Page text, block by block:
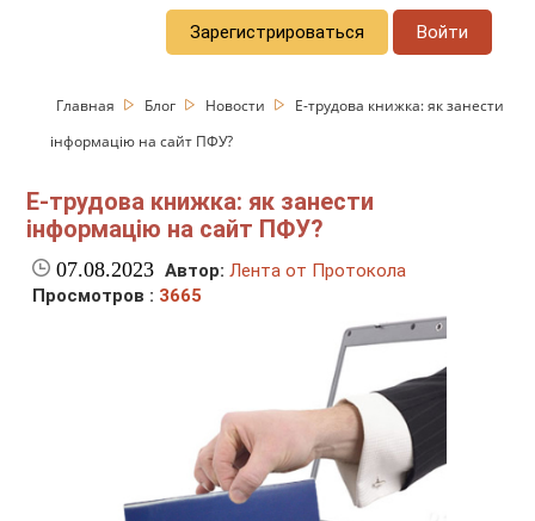
Зарегистрироваться Войти
Главная Блог Новости
Е-трудова книжка: як занести
інформацію на сайт ПФУ?
Е-трудова книжка: як занести
інформацію на сайт ПФУ?
07.08.2023 Автор: Лента от Протокола
Просмотров : 3665